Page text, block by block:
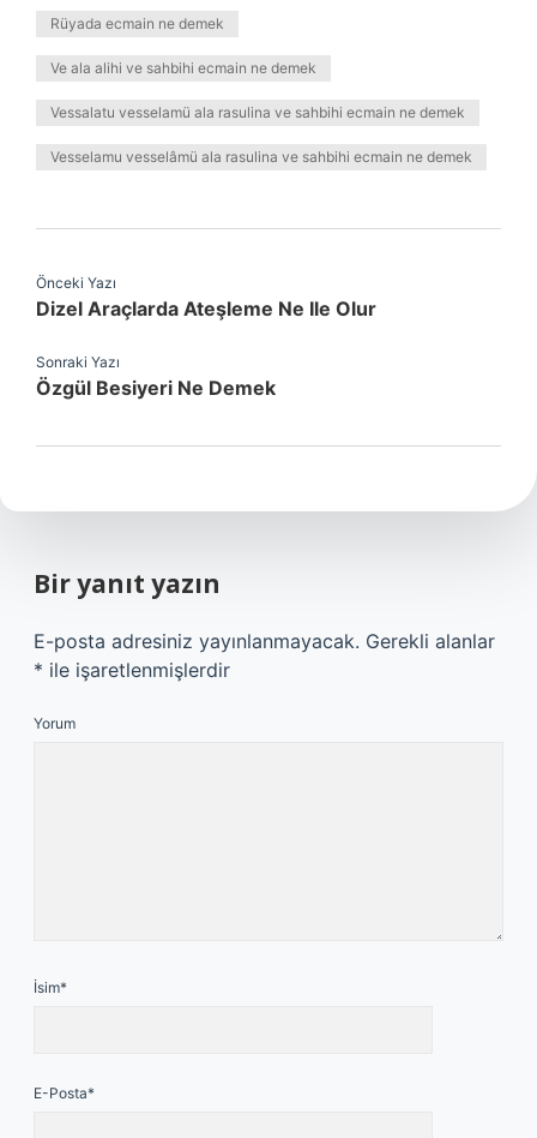
Rüyada ecmain ne demek
Ve ala alihi ve sahbihi ecmain ne demek
Vessalatu vesselamü ala rasulina ve sahbihi ecmain ne demek
Vesselamu vesselâmü ala rasulina ve sahbihi ecmain ne demek
Önceki Yazı
Dizel Araçlarda Ateşleme Ne Ile Olur
Sonraki Yazı
Özgül Besiyeri Ne Demek
Bir yanıt yazın
E-posta adresiniz yayınlanmayacak. Gerekli alanlar
* ile işaretlenmişlerdir
Yorum
İsim*
E-Posta*